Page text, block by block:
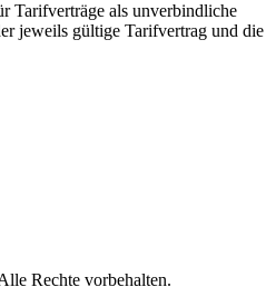
Tarifverträge als unverbindliche
jeweils gültige Tarifvertrag und die
Rechte vorbehalten.